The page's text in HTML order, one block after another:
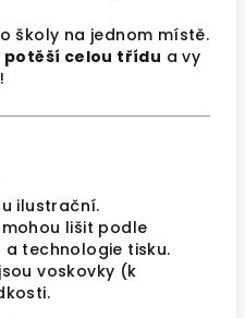
školy na jednom místě.
potěší celou třídu a vy
ilustrační.
lišit podle
technologie tisku.
voskovky (k